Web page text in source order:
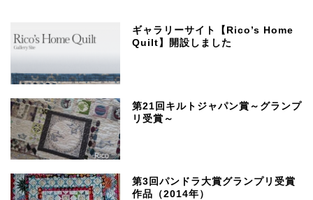
ギャラリーサイト【Rico’s Home
Quilt】開設しました
第21回キルトジャパン賞～グランプ
リ受賞～
第3回パンドラ大賞グランプリ受賞
作品（2014年）